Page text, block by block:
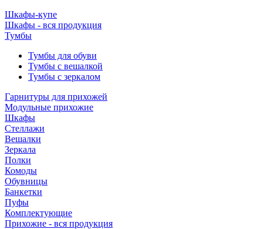
Шкафы-купе
Шкафы - вся продукция
Тумбы
Тумбы для обуви
Тумбы с вешалкой
Тумбы с зеркалом
Гарнитуры для прихожей
Модульные прихожие
Шкафы
Стеллажи
Вешалки
Зеркала
Полки
Комоды
Обувницы
Банкетки
Пуфы
Комплектующие
Прихожие - вся продукция